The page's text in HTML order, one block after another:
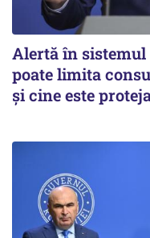
Alertă în
poate limita
și cine este